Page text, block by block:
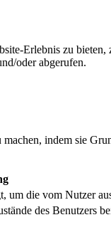
Erlebnis zu
oder abgerufen.
indem sie
um die vom Nutzer
des Benutzers